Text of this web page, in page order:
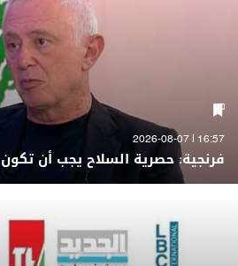
16:57 | 2026-08-07
فرنجية: حصرية السلاح يجب أن تكون